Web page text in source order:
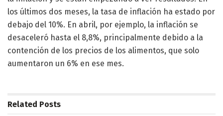
los últimos dos meses, la tasa de inflación ha estado por
debajo del 10%. En abril, por ejemplo, la inflación se
desaceleró hasta el 8,8%, principalmente debido a la
contención de los precios de los alimentos, que solo
aumentaron un 6% en ese mes.
Related Posts